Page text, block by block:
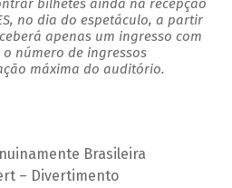
bilhetes ainda na recepção
no dia do espetáculo, a partir
apenas um ingresso com
número de ingressos
máxima do auditório.
Brasileira
– Divertimento